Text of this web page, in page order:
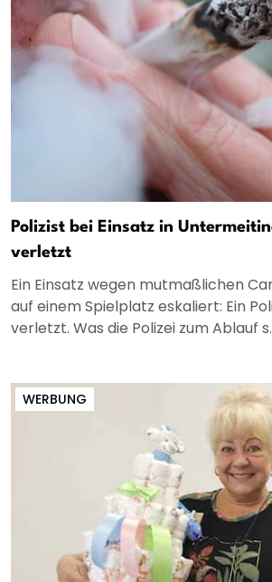
Polizist bei Einsatz in
verletzt
Ein Einsatz wegen mutmaßlichen
auf einem Spielplatz eskaliert: Ein
verletzt. Was die Polizei zum Ablauf
WERBUNG